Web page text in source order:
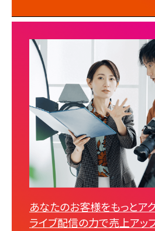
あなたのお客様をもっとアク
ライブ配信の力で売上アップ